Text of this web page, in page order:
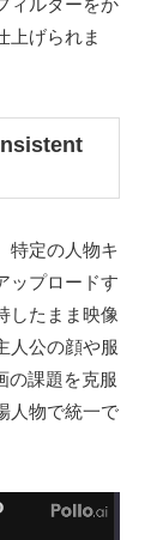
ィルターをか
上げられま
特定の人物キ
ップロードす
したまま映像
人公の顔や服
の課題を克服
人物で統一で